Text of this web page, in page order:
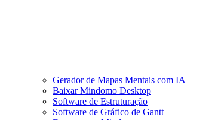
Gerador de Mapas Mentais com IA
Baixar Mindomo Desktop
Software de Estruturação
Software de Gráfico de Gantt